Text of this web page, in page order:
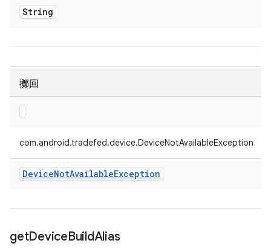
String
擲回
com.android.tradefed.device.DeviceNotAvailableException
DeviceNotAvailableException
getDeviceBuildAlias